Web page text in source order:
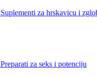
Suplementi za hrskavicu i
Preparati za seks i potenciju